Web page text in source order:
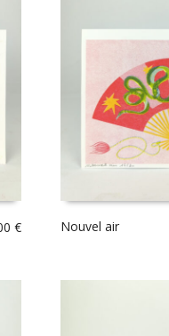
€ Nouvel air